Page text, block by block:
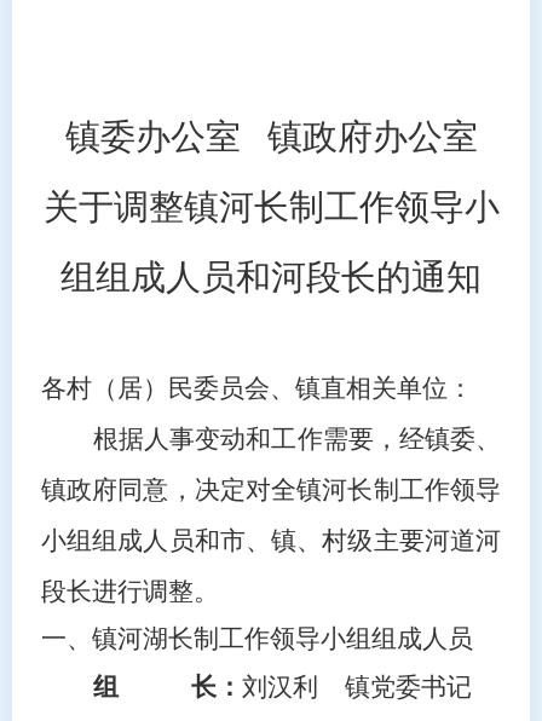
镇委办公室 镇政府办公室
关于调整镇河长制工作领导小
组组成人员和河段长的通知
各村（居）民委员会、镇直相关单位：
根据人事变动和工作需要，经镇委、
镇政府同意，决定对全镇河长制工作领导
小组组成人员和市、镇、村级主要河道河
段长进行调整。
一、镇河湖长制工作领导小组组成人员
组长： 刘汉利
镇党委书记